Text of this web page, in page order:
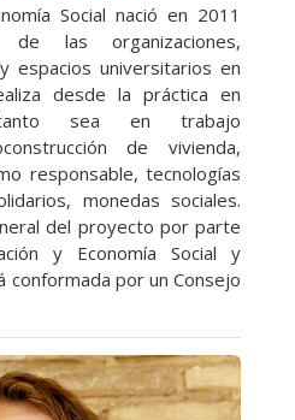
Social nació en 2011
las organizaciones,
espacios universitarios en
desde la práctica en
sea en trabajo
de vivienda,
responsable, tecnologías
monedas sociales.
del proyecto por parte
y Economía Social y
conformada por un Consejo